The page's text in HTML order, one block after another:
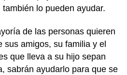
lo pueden ayudar.
de las personas quieren
sus amigos, su familia y el
que lleva a su hijo sepan
sabrán ayudarlo para que se